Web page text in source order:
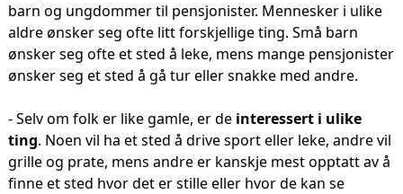
barn og ungdommer til pensjonister. Mennesker i ulike
aldre ønsker seg ofte litt forskjellige ting. Små barn
ønsker seg ofte et sted å leke, mens mange pensjonister
ønsker seg et sted å gå tur eller snakke med andre.
- Selv om folk er like gamle, er deinteressert i ulike
ting. Noen vil ha et sted å drive sport eller leke, andre vil
grille og prate, mens andre er kanskje mest opptatt av å
finne et sted hvor det er stille eller hvor de kan se